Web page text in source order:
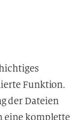
Funktion.
der Dateien
eine komplette